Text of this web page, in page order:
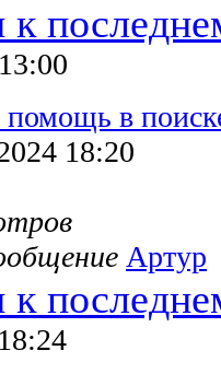
помощь в
18:20
Артур